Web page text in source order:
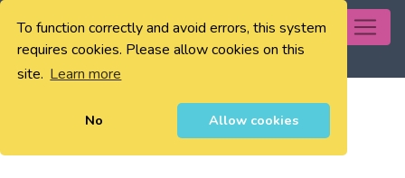
To function correctly and avoid errors, this system
requires cookies. Please allow cookies on this
site. Learn more
No Allow cookies
0